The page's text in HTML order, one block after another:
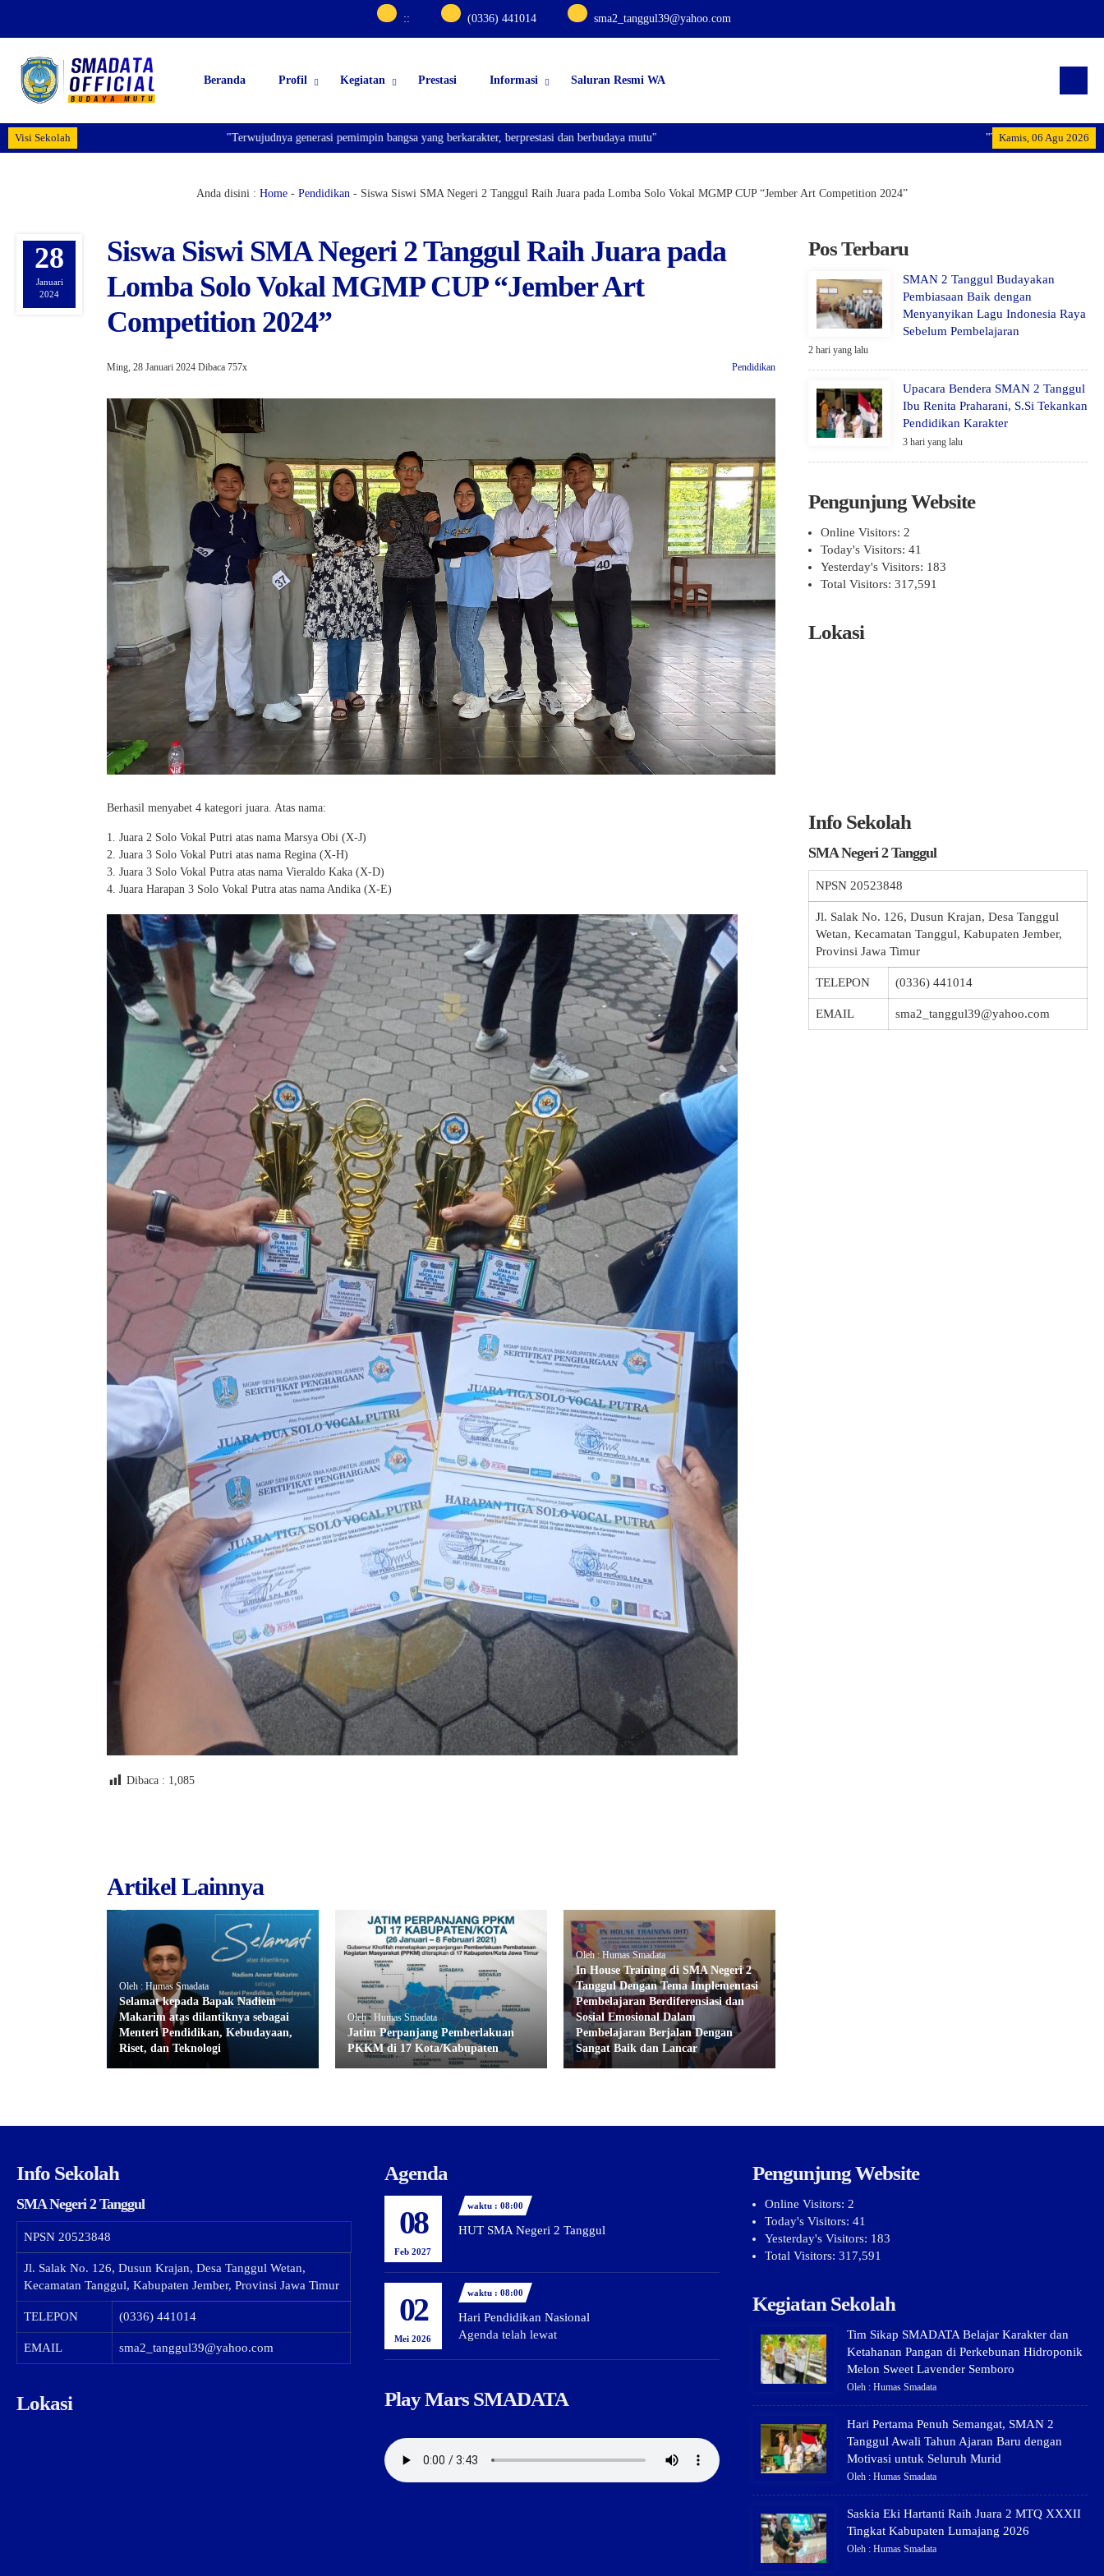
:: (0336) 441014 sma2_tanggul39@yahoo.com
Beranda Profil Kegiatan Prestasi Informasi Saluran Resmi WA
Visi Sekolah Kamis, 06 Agu 2026
"Terwujudnya generasi
"Terwujudnya generasi pemimpin bangsa yang berkarakter, berprestasi dan berbudaya mutu"
Anda disini : Home - Pendidikan - Siswa Siswi SMA Negeri 2 Tanggul Raih Juara pada Lomba Solo Vokal MGMP CUP “Jember Art Competition 2024”
28
Januari
2024
Siswa Siswi SMA Negeri 2 Tanggul Raih Juara pada
Lomba Solo Vokal MGMP CUP “Jember Art
Competition 2024”
Ming, 28 Januari 2024 Dibaca 757x Pendidikan
Berhasil menyabet 4 kategori juara. Atas nama:
Juara 2 Solo Vokal Putri atas nama Marsya Obi (X-J)
Juara 3 Solo Vokal Putri atas nama Regina (X-H)
Juara 3 Solo Vokal Putra atas nama Vieraldo Kaka (X-D)
Juara Harapan 3 Solo Vokal Putra atas nama Andika (X-E)
Dibaca : 1,085
Artikel Lainnya
Oleh : Humas Smadata
Selamat kepada Bapak Nadiem
Makarim atas dilantiknya sebagai
Menteri Pendidikan, Kebudayaan,
Riset, dan Teknologi
Oleh : Humas Smadata
Jatim Perpanjang Pemberlakuan
PKKM di 17 Kota/Kabupaten
Oleh : Humas Smadata
In House Training di SMA Negeri 2
Tanggul Dengan Tema Implementasi
Pembelajaran Berdiferensiasi dan
Sosial Emosional Dalam
Pembelajaran Berjalan Dengan
Sangat Baik dan Lancar
Pos Terbaru
SMAN 2 Tanggul Budayakan
Pembiasaan Baik dengan
Menyanyikan Lagu Indonesia Raya
Sebelum Pembelajaran
2 hari yang lalu
Upacara Bendera SMAN 2 Tanggul
Ibu Renita Praharani, S.Si Tekankan
Pendidikan Karakter
3 hari yang lalu
Pengunjung Website
Online Visitors: 2
Today's Visitors: 41
Yesterday's Visitors: 183
Total Visitors: 317,591
Lokasi
Info Sekolah
SMA Negeri 2 Tanggul
NPSN 20523848
Jl. Salak No. 126, Dusun Krajan, Desa Tanggul
Wetan, Kecamatan Tanggul, Kabupaten Jember,
Provinsi Jawa Timur
TELEPON (0336) 441014
EMAIL sma2_tanggul39@yahoo.com
Info Sekolah
SMA Negeri 2 Tanggul
NPSN 20523848
Jl. Salak No. 126, Dusun Krajan, Desa Tanggul Wetan,
Kecamatan Tanggul, Kabupaten Jember, Provinsi Jawa Timur
TELEPON (0336) 441014
EMAIL sma2_tanggul39@yahoo.com
Lokasi
Agenda
08
Feb 2027
waktu : 08:00
HUT SMA Negeri 2 Tanggul
02
Mei 2026
waktu : 08:00
Hari Pendidikan Nasional
Agenda telah lewat
Play Mars SMADATA
Pengunjung Website
Online Visitors: 2
Today's Visitors: 41
Yesterday's Visitors: 183
Total Visitors: 317,591
Kegiatan Sekolah
Tim Sikap SMADATA Belajar Karakter dan
Ketahanan Pangan di Perkebunan Hidroponik
Melon Sweet Lavender Semboro
Oleh : Humas Smadata
Hari Pertama Penuh Semangat, SMAN 2
Tanggul Awali Tahun Ajaran Baru dengan
Motivasi untuk Seluruh Murid
Oleh : Humas Smadata
Saskia Eki Hartanti Raih Juara 2 MTQ XXXII
Tingkat Kabupaten Lumajang 2026
Oleh : Humas Smadata